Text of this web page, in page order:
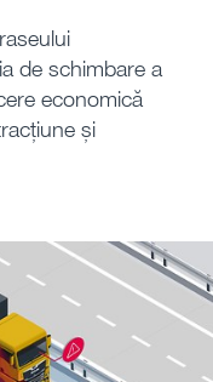
de schimbare a
economică
și